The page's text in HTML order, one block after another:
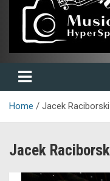
Home Jacek Raciborski
Jacek